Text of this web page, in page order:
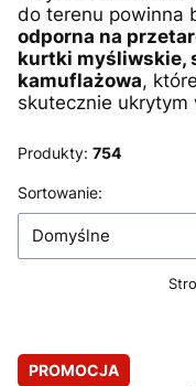
do terenu powinna
odporna na
kurtki myśliwskie,
kamuflażowa,
skutecznie ukrytym
Produkty: 754
Lista
Sortowanie:
Domyślne
PROMOCJA